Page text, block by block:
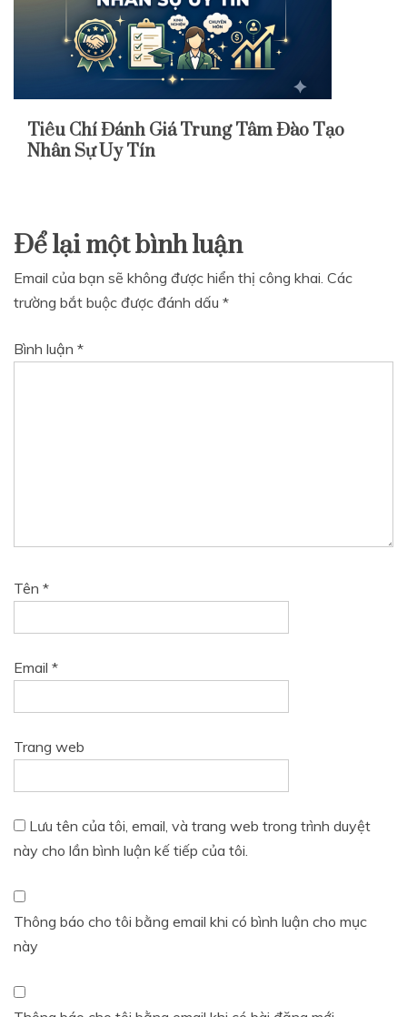
Tiêu Chí Đánh Giá Trung Tâm Đào Tạo
Nhân Sự Uy Tín
Để lại một bình luận
Email của bạn sẽ không được hiển thị công khai. Các
trường bắt buộc được đánh dấu *
Bình luận *
Tên *
Email *
Trang web
Lưu tên của tôi, email, và trang web trong trình duyệt
này cho lần bình luận kế tiếp của tôi.
Thông báo cho tôi bằng email khi có bình luận cho mục
này